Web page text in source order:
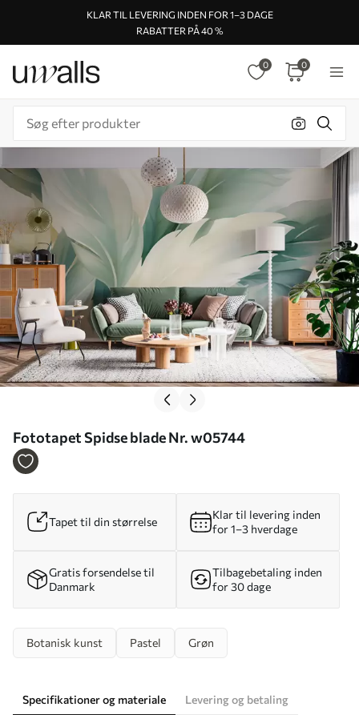
KLAR TIL LEVERING INDEN FOR 1–3 DAGE
RABATTER PÅ 40 %
0 0
Fototapet Spidse blade Nr. w05744
Tapet til din størrelse
Klar til levering inden
for 1–3 hverdage
Gratis forsendelse til
Danmark
Tilbagebetaling inden
for 30 dage
Botanisk kunst Pastel Grøn
Specifikationer og materiale
Levering og betaling